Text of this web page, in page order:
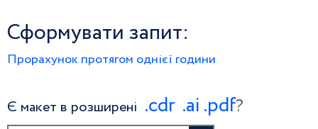
Сформувати запит:
Прорахунок протягом однієї години
Є макет в розширені .сdr .ai .pdf?